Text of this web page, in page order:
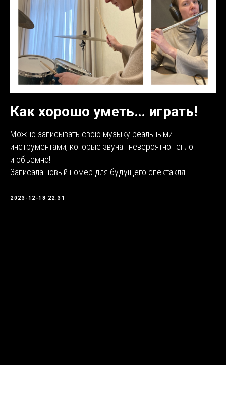
Как хорошо уметь… играть!
Можно записывать свою музыку реальными
инструментами, которые звучат невероятно тепло
и объемно!
Записала новый номер для будущего спектакля.
2023-12-18 22:31